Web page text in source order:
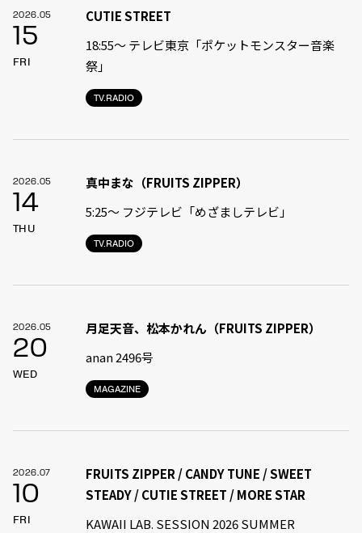
2026.05
15
FRI
TV.RADIO
CUTIE STREET
18:55〜 テレビ東京「ポケットモンスター音楽
祭」
2026.05
14
THU
TV.RADIO
真中まな（FRUITS ZIPPER）
5:25〜 フジテレビ「めざましテレビ」
2026.05
20
WED
MAGAZINE
月足天音、松本かれん（FRUITS ZIPPER）
anan 2496号
2026.07
10
FRI
FRUITS ZIPPER / CANDY TUNE / SWEET
STEADY / CUTIE STREET / MORE STAR
KAWAII LAB. SESSION 2026 SUMMER